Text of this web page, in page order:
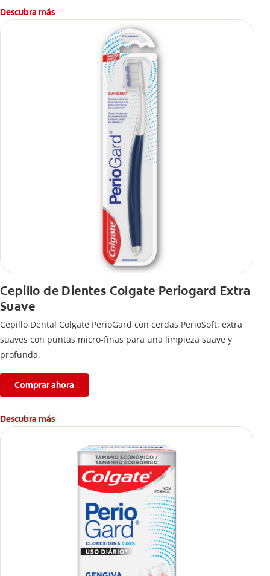
Descubra más
Cepillo de Dientes Colgate Periogard Extra
Suave
Cepillo Dental Colgate PerioGard con cerdas PerioSoft: extra
suaves con puntas micro-finas para una limpieza suave y
profunda.
Comprar ahora
Descubra más